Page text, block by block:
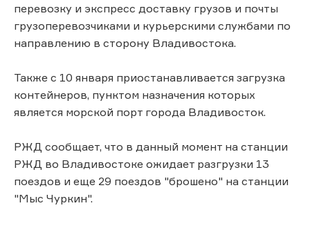
перевозку и экспресс доставку грузов и почты
грузоперевозчиками и курьерскими службами по
направлению в сторону Владивостока.
Также с 10 января приостанавливается загрузка
контейнеров, пунктом назначения которых
является морской порт города Владивосток.
РЖД сообщает, что в данный момент на станции
РЖД во Владивостоке ожидает разгрузки 13
поездов и еще 29 поездов "брошено" на станции
"Мыс Чуркин".